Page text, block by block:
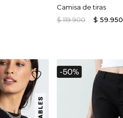
Camisa de tiras
$119.900 $ 59.950